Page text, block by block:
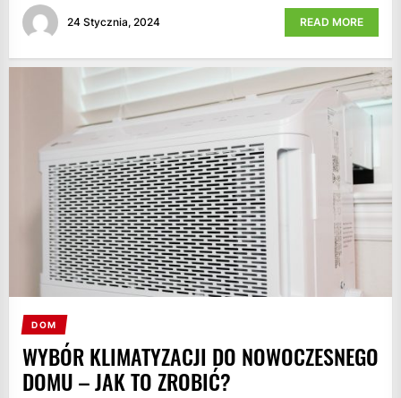
24 Stycznia, 2024 READ MORE
DOM
WYBÓR KLIMATYZACJI DO NOWOCZESNEGO
DOMU – JAK TO ZROBIĆ?